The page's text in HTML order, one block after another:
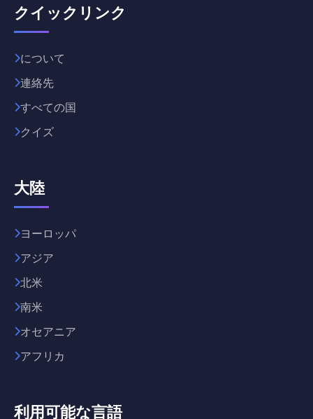
クイックリンク
について
連絡先
すべての国
クイズ
大陸
ヨーロッパ
アジア
北米
南米
オセアニア
アフリカ
利用可能な言語